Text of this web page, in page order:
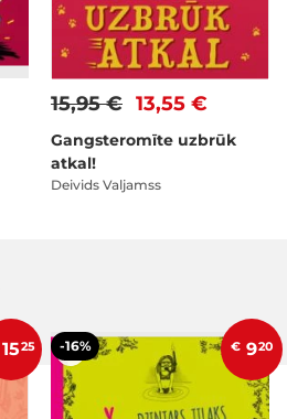
13,55 €
15,95 €
Gangsteromīte uzbrūk
atkal!
Deivids Valjamss
1525 -16% € 920